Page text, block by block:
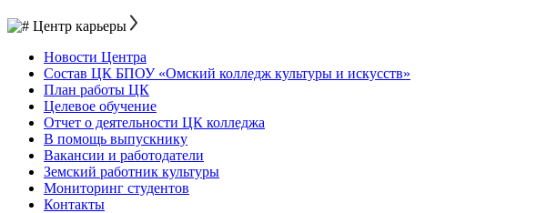
Центр карьеры
Новости Центра
Состав ЦК БПОУ «Омский колледж культуры и искусств»
План работы ЦК
Целевое обучение
Отчет о деятельности ЦК колледжа
В помощь выпускнику
Вакансии и работодатели
Земский работник культуры
Мониторинг студентов
Контакты